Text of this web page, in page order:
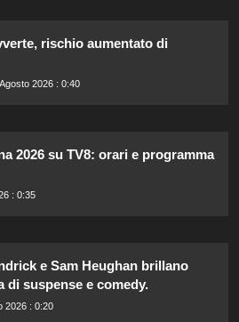
rischio aumentato di
2026 : 0:40
2026 su TV8: orari e programma
: 0:35
e Sam Heughan brillano
di suspense e comedy.
2026 : 0:20